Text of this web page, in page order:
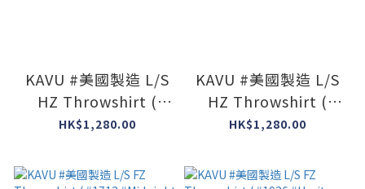
KAVU #美國製造 L/S
HZ Throwshirt (
#673 #Chambray )
HK$1,280.00
KAVU #美國製造 L/S
HZ Throwshirt (
#2491 #Mesa Mix )
HK$1,280.00